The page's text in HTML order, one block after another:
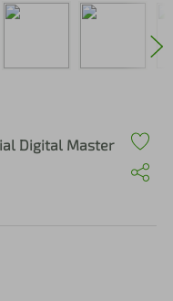
Digital Master